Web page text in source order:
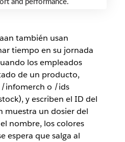
también usan
tiempo en su jornada
los empleados
de un producto,
/infomerch o /ids
y escriben el ID del
muestra un dosier del
nombre, los colores
espera que salga al